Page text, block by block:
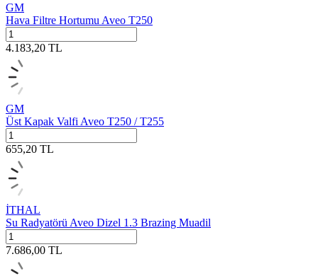
GM
Hava Filtre Hortumu Aveo T250
4.183,20 TL
GM
Üst Kapak Valfi Aveo T250 / T255
655,20 TL
İTHAL
Su Radyatörü Aveo Dizel 1.3 Brazing Muadil
7.686,00 TL